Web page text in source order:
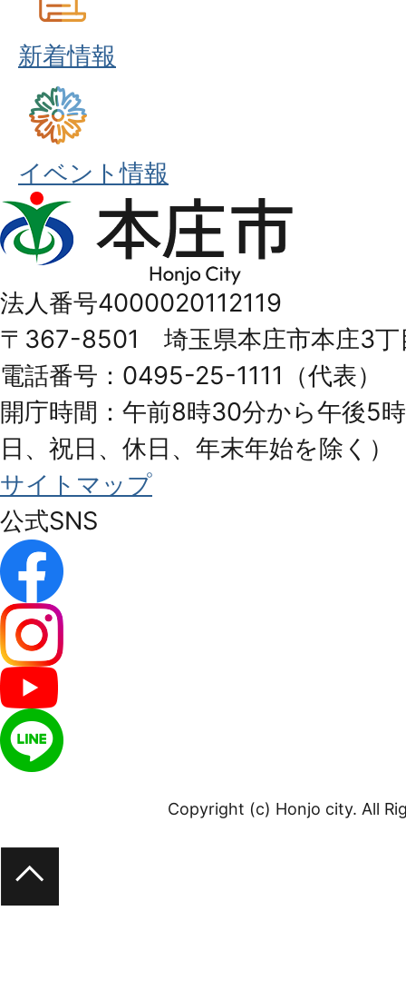
新着情報
イベント情報
本
庄
Honjo
City
法人番号4000020112119
〒367-8501 埼玉県本庄市本庄3丁
電話番号：0495-25-1111（代表）
開庁時間：午前8時30分から午後5
日、祝日、休日、年末年始を除く）
サイトマップ
公式SNS
Copyright (c) Honjo city. All